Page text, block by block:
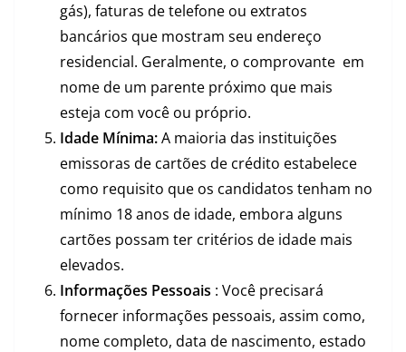
gás), faturas de telefone ou extratos
bancários que mostram seu endereço
residencial. Geralmente, o comprovante em
nome de um parente próximo que mais
esteja com você ou próprio.
Idade Mínima:A maioria das instituições
emissoras de cartões de crédito estabelece
como requisito que os candidatos tenham no
mínimo 18 anos de idade, embora alguns
cartões possam ter critérios de idade mais
elevados.
Informações Pessoais : Você precisará
fornecer informações pessoais, assim como,
nome completo, data de nascimento, estado